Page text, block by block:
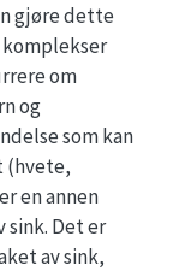
gjøre dette
komplekser
om
og
som kan
(hvete,
en annen
Det er
av sink,